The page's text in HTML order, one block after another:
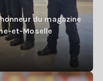
du magazine
et-Moselle